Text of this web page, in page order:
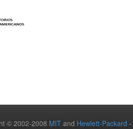
© 2002-2008 MIT and Hewlett-Packard -